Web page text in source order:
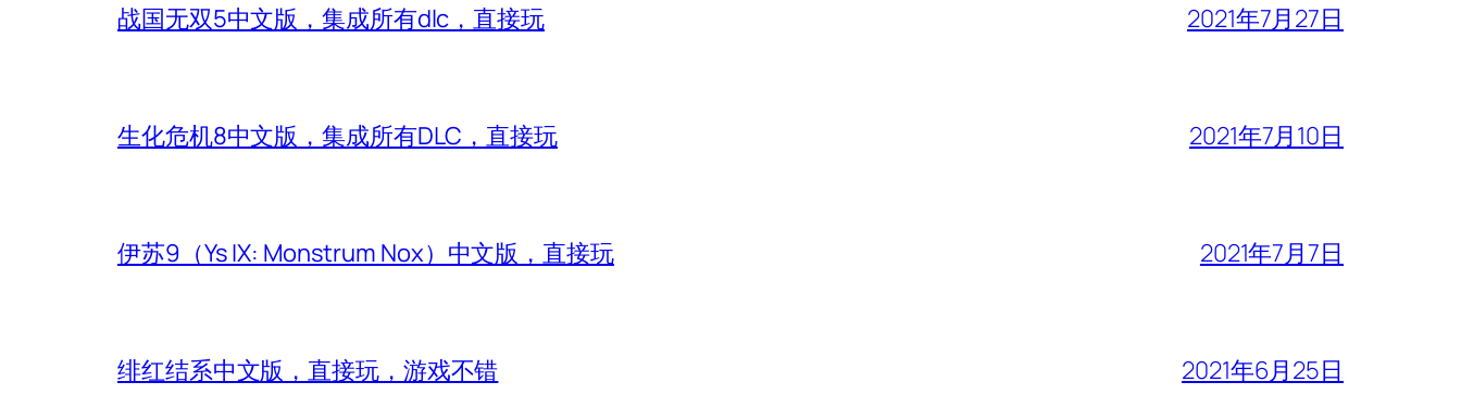
战国无双5中文版，集成所有dlc，直接玩 2021年7月27日
生化危机8中文版，集成所有DLC，直接玩 2021年7月10日
伊苏9（Ys IX: Monstrum Nox）中文版，直接玩 2021年7月7日
绯红结系中文版，直接玩，游戏不错 2021年6月25日